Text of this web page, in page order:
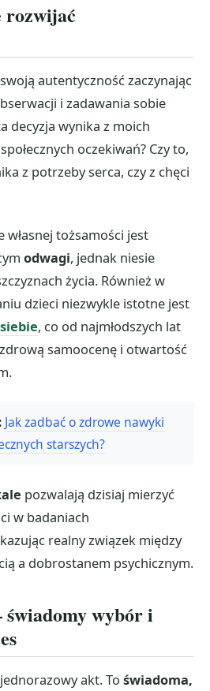
rozwijać
autentyczność zaczynając
i zadawania sobie
decyzja wynika z moich
oczekiwań? Czy to,
z potrzeby serca, czy z chęci
tożsamości jest
odwagi, jednak niesie
życia. Również w
dzieci niezwykle istotne jest
, co od najmłodszych lat
samoocenę i otwartość
Jak zadbać o zdrowe nawyki
starszych?
pozwalają dzisiaj mierzyć
w badaniach
realny związek między
a dobrostanem psychicznym.
świadomy wybór i
akt. To świadoma,